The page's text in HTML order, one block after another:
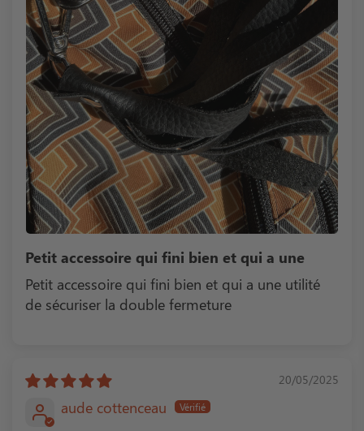
Petit accessoire qui fini bien et qui a une
Petit accessoire qui fini bien et qui a une utilité
de sécuriser la double fermeture
20/05/2025
aude cottenceau